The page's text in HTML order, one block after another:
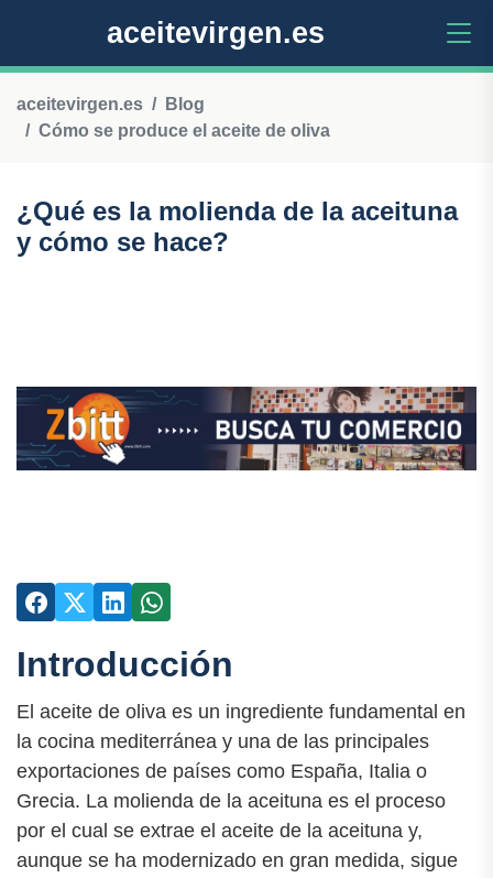
aceitevirgen.es
aceitevirgen.es
Blog
Cómo se produce el aceite de oliva
¿Qué es la molienda de la aceituna
y cómo se hace?
Introducción
El aceite de oliva es un ingrediente fundamental en
la cocina mediterránea y una de las principales
exportaciones de países como España, Italia o
Grecia. La molienda de la aceituna es el proceso
por el cual se extrae el aceite de la aceituna y,
aunque se ha modernizado en gran medida, sigue